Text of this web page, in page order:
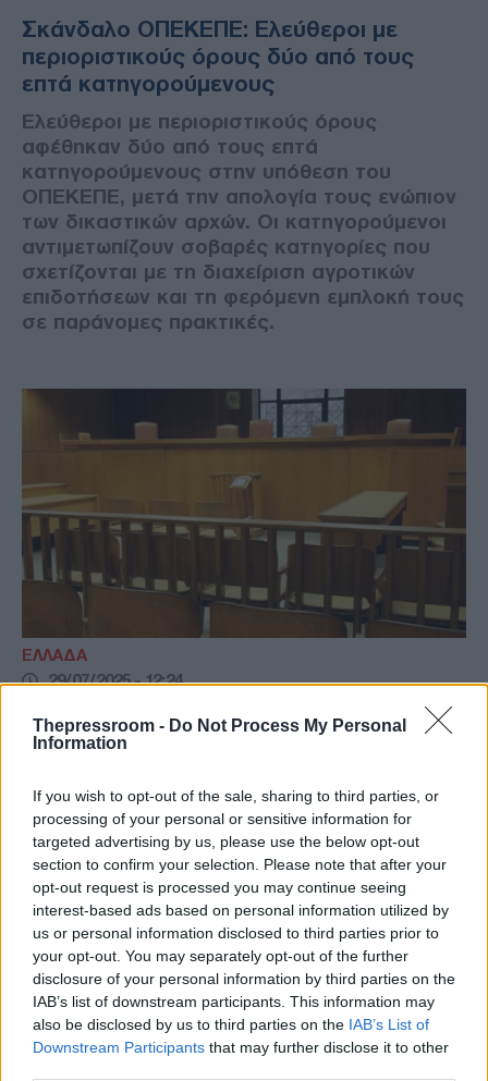
Thepressroom - Do Not Process My Personal
Information
If you wish to opt-out of the sale, sharing to third parties, or
processing of your personal or sensitive information for
targeted advertising by us, please use the below opt-out
section to confirm your selection. Please note that after your
opt-out request is processed you may continue seeing
interest-based ads based on personal information utilized by
us or personal information disclosed to third parties prior to
your opt-out. You may separately opt-out of the further
disclosure of your personal information by third parties on the
IAB’s list of downstream participants. This information may
also be disclosed by us to third parties on the IAB’s List of
Downstream Participants that may further disclose it to other
Σκάνδαλο ΟΠΕΚΕΠΕ: Ελεύθεροι με
περιοριστικούς όρους δύο από τους
επτά κατηγορούμενους
Ελεύθεροι με περιοριστικούς όρους
αφέθηκαν δύο από τους επτά
κατηγορούμενους στην υπόθεση του
ΟΠΕΚΕΠΕ, μετά την απολογία τους ενώπιον
των δικαστικών αρχών. Οι κατηγορούμενοι
αντιμετωπίζουν σοβαρές κατηγορίες που
σχετίζονται με τη διαχείριση αγροτικών
επιδοτήσεων και τη φερόμενη εμπλοκή τους
σε παράνομες πρακτικές.
ΕΛΛΑΔΑ
29/07/2025 - 12:24
Υπόθεση ΟΠΕΚΕΠΕ: Ένοχοι και οι επτά
κατηγορούμενοι για τις παράνομες
Ένοχοι κρίθηκαν από το Μονομελές Εφετείο
της Αθήνας οι επτά κατηγορούμενοι για
πλημμεληματική απάτη σχετικά με
παράνομες ευρωπαϊκές επιδοτήσεις από τον
ΟΠΕΚΕΠΕ σε περιοχή του Γράμμου.